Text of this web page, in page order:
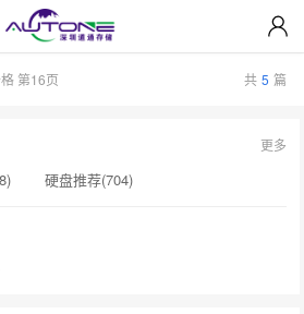
第16页 共 5 篇
硬盘推荐(704)
盘(553)
更多